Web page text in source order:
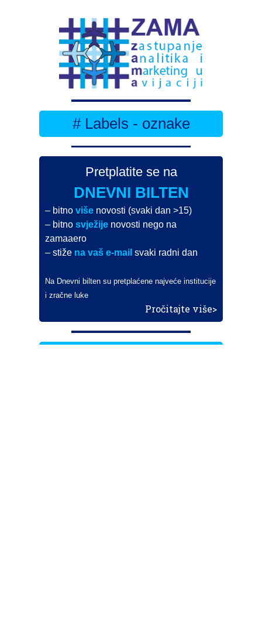
# Labels - oznake
Pretplatite se na
DNEVNI BILTEN
– bitnoviše novosti (svaki dan >15)
– bitnosvježije novosti nego na
zamaaero
– stiže na vaš e-mail svaki radni dan
Na Dnevni bilten su pretplaćene najveće institucije
i zračne luke
Pročitajte više>